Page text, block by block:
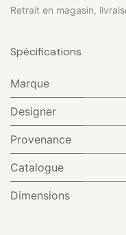
Retrait en magasin,
Spécifications
Marque
Designer
Provenance
Catalogue
Dimensions